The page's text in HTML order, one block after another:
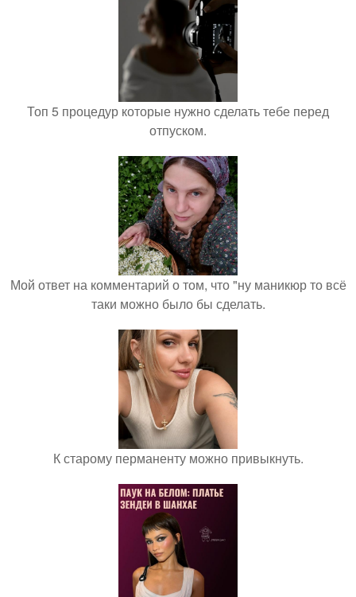
Топ 5 процедур которые нужно сделать тебе перед
отпуском.
Мой ответ на комментарий о том, что "ну маникюр то всё
таки можно было бы сделать.
К старому перманенту можно привыкнуть.